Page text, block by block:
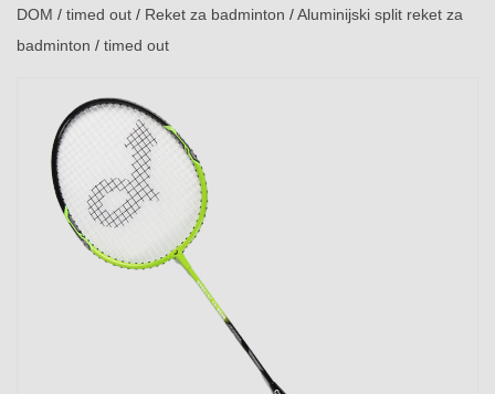
DOM / timed out / Reket za badminton /Aluminijski split reket za
badminton / timed out